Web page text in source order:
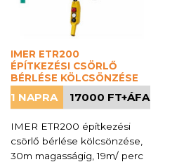
IMER ETR200
ÉPÍTKEZÉSI CSÖRLŐ
BÉRLÉSE KÖLCSÖNZÉSE
1 NAPRA 17000 FT+ÁFA
IMER ETR200 építkezési
csörlő bérlése kölcsönzése,
30m magasságig, 19m/ perc